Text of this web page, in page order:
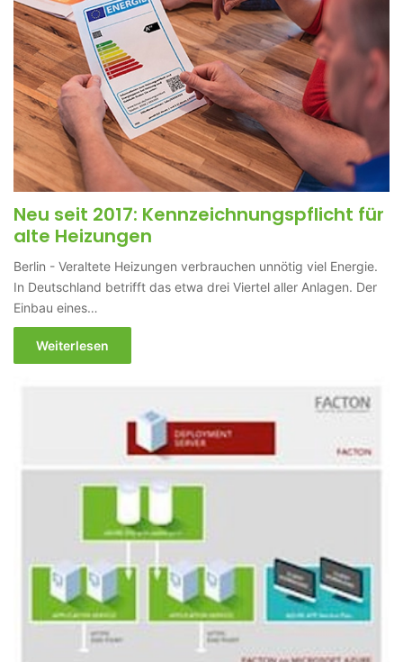
Neu seit 2017: Kennzeichnungspflicht für
alte Heizungen
Berlin - Veraltete Heizungen verbrauchen unnötig viel Energie.
In Deutschland betrifft das etwa drei Viertel aller Anlagen. Der
Einbau eines…
Weiterlesen